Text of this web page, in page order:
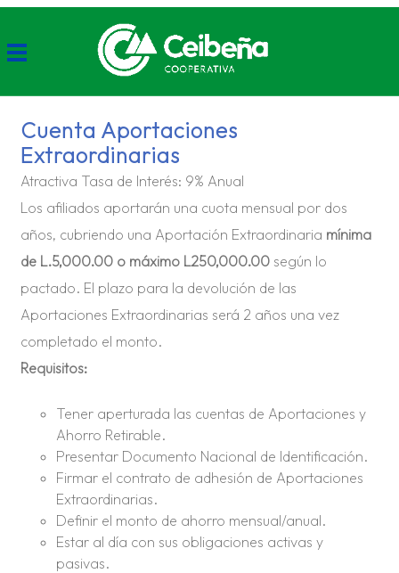
Cuenta Aportaciones
Extraordinarias
Atractiva Tasa de Interés: 9% Anual
Los afiliados aportarán una cuota mensual por dos
años, cubriendo una Aportación Extraordinaria mínima
de L.5,000.00 o máximo L250,000.00 según lo
pactado. El plazo para la devolución de las
Aportaciones Extraordinarias será 2 años una vez
completado el monto.
Requisitos:
Tener aperturada las cuentas de Aportaciones y
Ahorro Retirable.
Presentar Documento Nacional de Identificación.
Firmar el contrato de adhesión de Aportaciones
Extraordinarias.
Definir el monto de ahorro mensual/anual.
Estar al día con sus obligaciones activas y
pasivas.